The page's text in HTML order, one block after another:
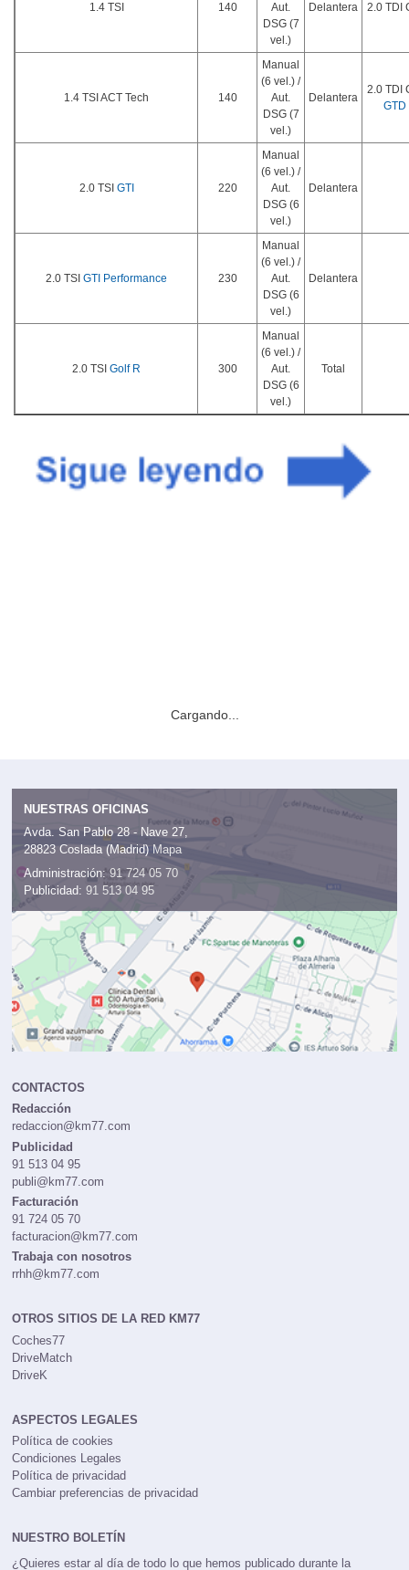
1.4 TSI 140
Aut.
DSG (7
vel.)
Delantera 2.0 TDI
1.4 TSI ACT Tech 140
Manual
(6 vel.) /
Aut.
DSG (7
vel.)
Delantera
2.0 TDI
GTD
2.0 TSI GTI 220
Manual
(6 vel.) /
Aut.
DSG (6
vel.)
Delantera
2.0 TSI GTI Performance 230
Manual
(6 vel.) /
Aut.
DSG (6
vel.)
Delantera
2.0 TSI Golf R 300
Manual
(6 vel.) /
Aut.
DSG (6
vel.)
Total
Cargando...
NUESTRAS OFICINAS
Avda. San Pablo 28 - Nave 27,
28823 Coslada (Madrid) Mapa
Administración: 91 724 05 70
Publicidad: 91 513 04 95
CONTACTOS
Redacción
redaccion@km77.com
Publicidad
91 513 04 95
publi@km77.com
Facturación
91 724 05 70
facturacion@km77.com
Trabaja con nosotros
rrhh@km77.com
OTROS SITIOS DE LA RED KM77
Coches77
DriveMatch
DriveK
ASPECTOS LEGALES
Política de cookies
Condiciones Legales
Política de privacidad
Cambiar preferencias de privacidad
NUESTRO BOLETÍN
¿Quieres estar al día de todo lo que hemos publicado durante la